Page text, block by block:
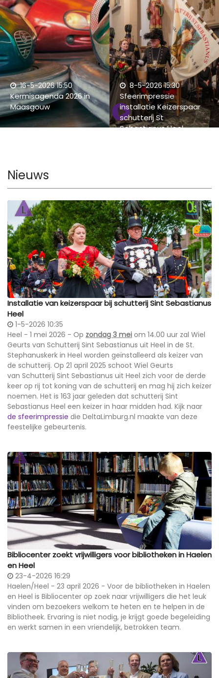
16-5-2026 15:50
Kermisagenda 2026 in
Maasgouw
8-5-2026 15:30
Sfeerimpressie
installatie Keizerspaar
schutterij St
Sebastianus Heel
Nieuws
Installatie van keizerspaar bij schutterij Sint Sebastianus
Heel
1-5-2026 10:35
Heel - 1 mei 2026 - Op zondag 3 mei om 14.00 uur zal Wiel
Geurts van Schutterij Sint Sebastianus uit Heel in de St.
Stephanuskerk in Heel worden geïnstalleerd als keizer van
de schutterij. Op 21 april 2025 schoot Wiel Geurts
van Schutterij Sint Sebastianus uit Heel zich voor de derde
keer op rij tot koning van de schutterij en mag hij zich keizer
noemen. Het is 163 jaar geleden dat schutterij Sint
Sebastianus Heel een keizer in haar midden had. Kijk naar
de sfeerimpressie die DeltaLimburg.nl maakte van deze
feestelijke gebeurtenis.
Bibliocenter zoekt vrijwilligers voor bibliotheken in Haelen
en Heel
23-4-2026 16:29
Haelen/Heel - 23 april 2026 - Voor de bibliotheken in Haelen
en Heel is Bibliocenter op zoek naar vrijwilligers die het leuk
vinden om bezoekers welkom te heten en te helpen in de
Bibliotheek. Ervaring is niet nodig, je krijgt goede begeleiding
en werkt samen in een vriendelijk, betrokken team.